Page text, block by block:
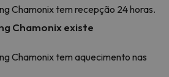
Chamonix tem recepção 24 horas.
Chamonix existe
Chamonix tem aquecimento nas